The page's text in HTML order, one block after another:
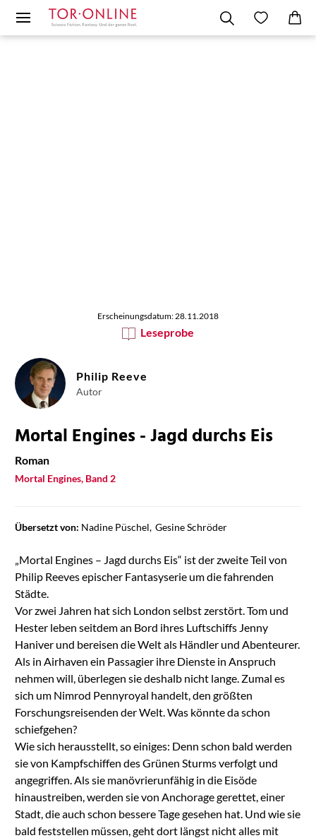
Erscheinungsdatum: 28.11.2018
Leseprobe
Philip Reeve
Autor
Mortal Engines - Jagd durchs Eis
Roman
Mortal Engines, Band 2
Übersetzt von: Nadine Püschel Gesine Schröder
„Mortal Engines – Jagd durchs Eis“ ist der zweite Teil von
Philip Reeves epischer Fantasyserie um die fahrenden
Städte.
Vor zwei Jahren hat sich London selbst zerstört. Tom und
Hester leben seitdem an Bord ihres Luftschiffs Jenny
Haniver und bereisen die Welt als Händler und Abenteurer.
Als in Airhaven ein Passagier ihre Dienste in Anspruch
nehmen will, überlegen sie deshalb nicht lange. Zumal es
sich um Nimrod Pennyroyal handelt, den größten
Forschungsreisenden der Welt. Was könnte da schon
schiefgehen?
Wie sich herausstellt, so einiges: Denn schon bald werden
sie von Kampfschiffen des Grünen Sturms verfolgt und
angegriffen. Als sie manövrierunfähig in die Eisöde
hinaustreiben, werden sie von Anchorage gerettet, einer
Stadt, die auch schon bessere Tage gesehen hat. Und wie sie
bald feststellen müssen, geht dort längst nicht alles mit